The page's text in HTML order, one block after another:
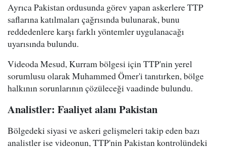
Ayrıca Pakistan ordusunda görev yapan askerlere TTP
saflarına katılmaları çağrısında bulunarak, bunu
reddedenlere karşı farklı yöntemler uygulanacağı
uyarısında bulundu.
Videoda Mesud, Kurram bölgesi için TTP'nin yerel
sorumlusu olarak Muhammed Ömer'i tanıtırken, bölge
halkının sorunlarının çözüleceği vaadinde bulundu.
Analistler: Faaliyet alanı Pakistan
Bölgedeki siyasi ve askeri gelişmeleri takip eden bazı
analistler ise videonun, TTP'nin Pakistan kontrolündeki